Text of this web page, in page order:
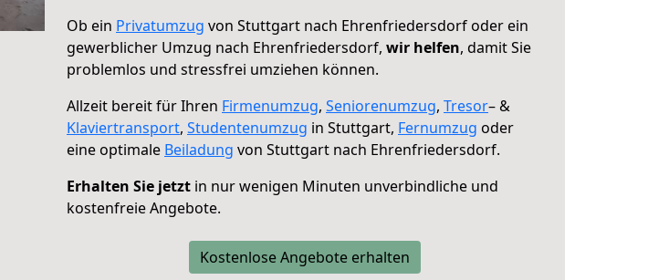
Ob ein Privatumzug von Stuttgart nach Ehrenfriedersdorf oder ein
gewerblicher Umzug nach Ehrenfriedersdorf, wir helfen, damit Sie
problemlos und stressfrei umziehen können.
Allzeit bereit für Ihren Firmenumzug, Seniorenumzug, Tresor– &
Klaviertransport, Studentenumzug in Stuttgart, Fernumzug oder
eine optimale Beiladung von Stuttgart nach Ehrenfriedersdorf.
Erhalten Sie jetzt in nur wenigen Minuten unverbindliche und
kostenfreie Angebote.
Kostenlose Angebote erhalten